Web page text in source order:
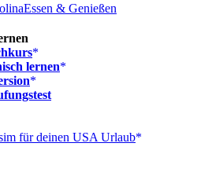
Essen & Genießen
lernen